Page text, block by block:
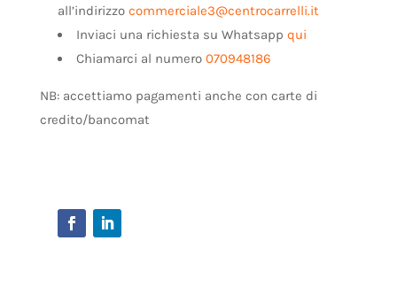
all’indirizzo commerciale3@centrocarrelli.it
Inviaci una richiesta su Whatsapp qui
Chiamarci al numero 070948186
NB: accettiamo pagamenti anche con carte di
credito/bancomat